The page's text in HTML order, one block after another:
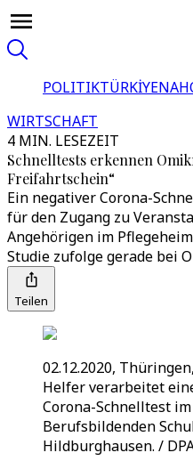
POLITIKTÜRKİYE
WIRTSCHAFT
4 MIN. LESEZEIT
Schnelltests erkennen
Freifahrtschein“
Ein negativer Corona-
für den Zugang zu
Angehörigen im
Studie zufolge gerade bei
Teilen
02.12.2020,
Helfer verarbeitet
Corona-Schnelltest
Berufsbildenden
Hildburghausen. /